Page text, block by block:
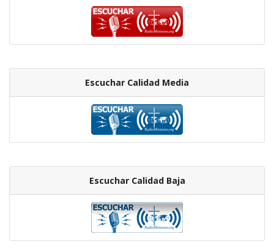
Escuchar Calidad Media
Escuchar Calidad Baja